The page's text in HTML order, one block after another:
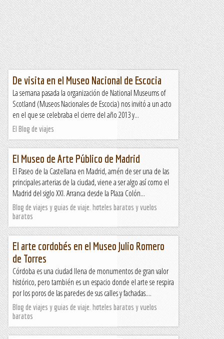
De visita en el Museo Nacional de Escocia
La semana pasada la organización de National Museums of
Scotland (Museos Nacionales de Escocia) nos invitó a un acto
en el que se celebraba el cierre del año 2013 y...
El Blog de viajes
El Museo de Arte Público de Madrid
El Paseo de la Castellana en Madrid, amén de ser una de las
principales arterias de la ciudad, viene a ser algo así como el
Madrid del siglo XXI. Arranca desde la Plaza Colón...
Blog de viajes y guias de viaje. hoteles baratos y vuelos
baratos
El arte cordobés en el Museo Julio Romero
de Torres
Córdoba es una ciudad llena de monumentos de gran valor
histórico, pero también es un espacio donde el arte se respira
por los poros de las paredes de sus calles y fachadas....
Blog de viajes y guias de viaje. hoteles baratos y vuelos
baratos